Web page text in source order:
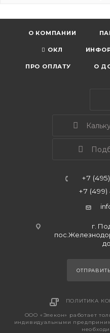
О КОМПАНИИ
ОКЛ
ПРО ОПЛАТУ О
+7
+7
г.
ПОЛИТИКА
ООО «Элекон» работает
индивидуальными